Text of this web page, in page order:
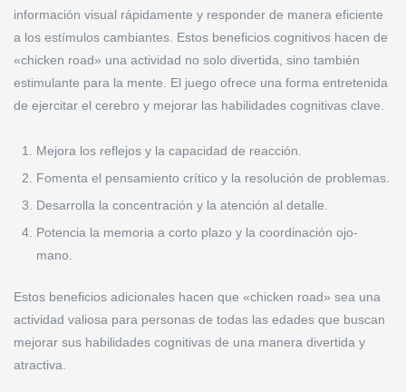
información visual rápidamente y responder de manera eficiente
a los estímulos cambiantes. Estos beneficios cognitivos hacen de
«chicken road» una actividad no solo divertida, sino también
estimulante para la mente. El juego ofrece una forma entretenida
de ejercitar el cerebro y mejorar las habilidades cognitivas clave.
Mejora los reflejos y la capacidad de reacción.
Fomenta el pensamiento crítico y la resolución de problemas.
Desarrolla la concentración y la atención al detalle.
Potencia la memoria a corto plazo y la coordinación ojo-
mano.
Estos beneficios adicionales hacen que «chicken road» sea una
actividad valiosa para personas de todas las edades que buscan
mejorar sus habilidades cognitivas de una manera divertida y
atractiva.